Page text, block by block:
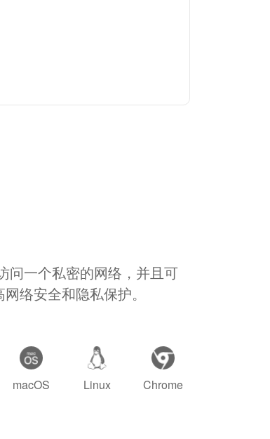
问一个私密的网络，并且可
络安全和隐私保护。
macOS Linux Chrome